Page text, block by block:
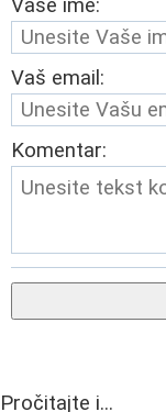
Vaše ime:
Vaš email:
Komentar:
Pročitajte i...